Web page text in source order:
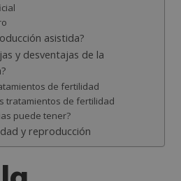
asistida?
y desventajas de la
de fertilidad
tratamientos de fertilidad
puede tener?
y reproducción